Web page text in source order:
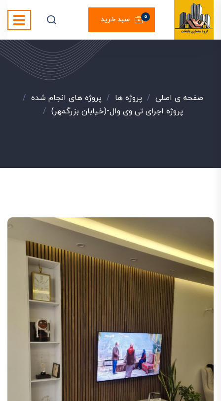
سبد خرید 0
صفحه ی اصلی / پروژه ها / پروژه های انجام شده /
پروژه اجرای تی وی وال-(خیابان بزرگمهر) /